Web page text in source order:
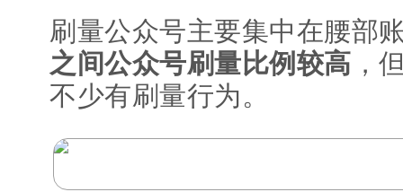
刷量公众号主要集中在腰部
之间公众号刷量比例较高 ，
不少有刷量行为。